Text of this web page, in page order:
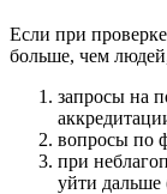
Если при
больше, чем
запросы на
вопросы по
при
уйти дальше